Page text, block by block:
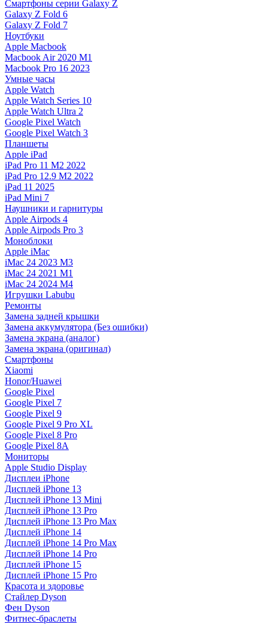
Смартфоны серии Galaxy Z
Galaxy Z Fold 6
Galaxy Z Fold 7
Ноутбуки
Apple Macbook
Macbook Air 2020 M1
Macbook Pro 16 2023
Умные часы
Apple Watch
Apple Watch Series 10
Apple Watch Ultra 2
Google Pixel Watch
Google Pixel Watch 3
Планшеты
Apple iPad
iPad Pro 11 M2 2022
iPad Pro 12.9 M2 2022
iPad 11 2025
iPad Mini 7
Наушники и гарнитуры
Apple Airpods 4
Apple Airpods Pro 3
Моноблоки
Apple iMac
iMac 24 2023 M3
iMac 24 2021 M1
iMac 24 2024 M4
Игрушки Labubu
Ремонты
Замена задней крышки
Замена аккумулятора (Без ошибки)
Замена экрана (аналог)
Замена экрана (оригинал)
Смартфоны
Xiaomi
Honor/Huawei
Google Pixel
Google Pixel 7
Google Pixel 9
Google Pixel 9 Pro XL
Google Pixel 8 Pro
Google Pixel 8A
Мониторы
Apple Studio Display
Дисплеи iPhone
Дисплей iPhone 13
Дисплей iPhone 13 Mini
Дисплей iPhone 13 Pro
Дисплей iPhone 13 Pro Max
Дисплей iPhone 14
Дисплей iPhone 14 Pro Max
Дисплей iPhone 14 Pro
Дисплей iPhone 15
Дисплей iPhone 15 Pro
Красота и здоровье
Стайлер Dyson
Фен Dyson
Фитнес-браслеты